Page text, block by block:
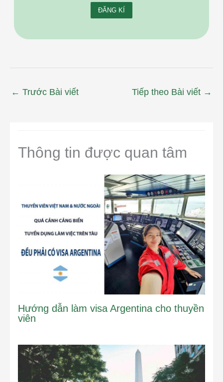
← Trước Bài viết Tiếp theo Bài viết →
Thông tin được quan tâm
Hướng dẫn làm visa Argentina cho thuyền
viên